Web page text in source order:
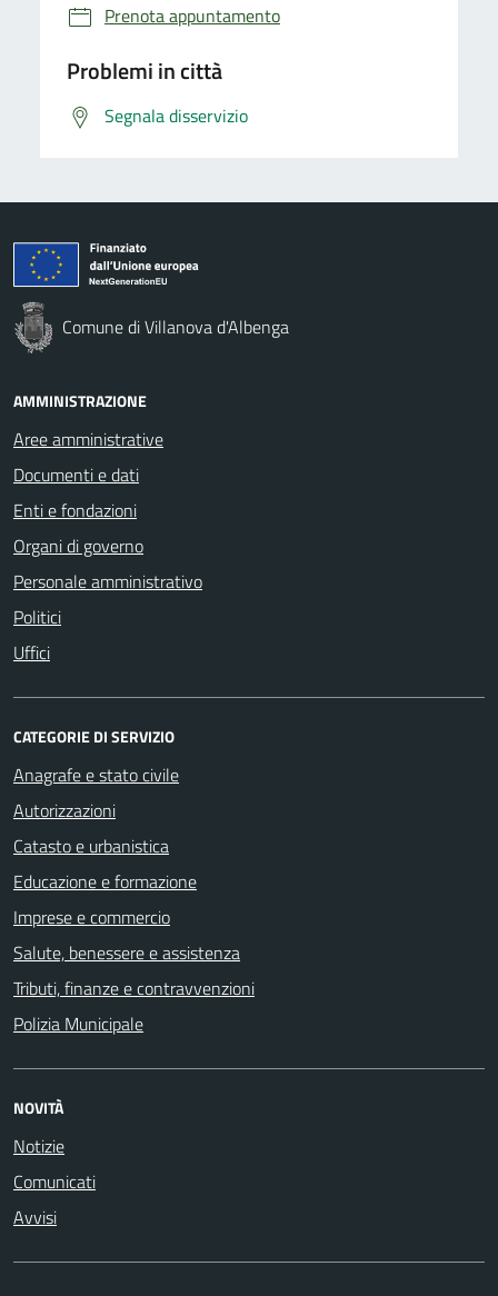
Prenota appuntamento
Problemi in città
Segnala disservizio
Comune di Villanova d'Albenga
AMMINISTRAZIONE
Aree amministrative
Documenti e dati
Enti e fondazioni
Organi di governo
Personale amministrativo
Politici
Uffici
CATEGORIE DI SERVIZIO
Anagrafe e stato civile
Autorizzazioni
Catasto e urbanistica
Educazione e formazione
Imprese e commercio
Salute, benessere e assistenza
Tributi, finanze e contravvenzioni
Polizia Municipale
NOVITÀ
Notizie
Comunicati
Avvisi